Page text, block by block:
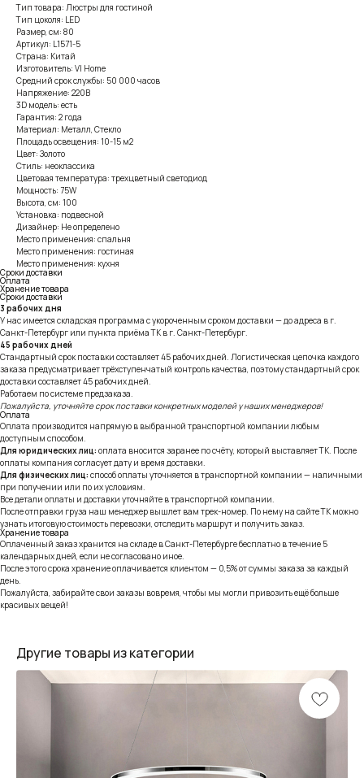
Тип товара: Люстры для гостиной
Тип цоколя: LED
Размер, см: 80
Артикул: L1571-5
Страна: Китай
Изготовитель: VI Home
Средний срок службы: 50 000 часов
Напряжение: 220В
3D модель: есть
Гарантия: 2 года
Материал: Металл, Стекло
Площадь освещения: 10-15 м2
Цвет: Золото
Стиль: неоклассика
Цветовая температура: трехцветный светодиод
Мощность: 75W
Высота, см: 100
Установка: подвесной
Дизайнер: Не определено
Место применения: спальня
Место применения: гостиная
Место применения: кухня
Сроки доставки
Оплата
Хранение товара
Сроки доставки
3 рабочих дня
У нас имеется складская программа с укороченным сроком доставки — до адреса в г.
Санкт-Петербург или пункта приёма ТК в г. Санкт-Петербург.
45 рабочих дней
Стандартный срок поставки составляет 45 рабочих дней. Логистическая цепочка каждого
заказа предусматривает трёхступенчатый контроль качества, поэтому стандартный срок
доставки составляет 45 рабочих дней.
Работаем по системе предзаказа.
Пожалуйста, уточняйте срок поставки конкретных моделей у наших менеджеров!
Оплата
Оплата производится напрямую в выбранной транспортной компании любым
доступным способом.
Для юридических лиц: оплата вносится заранее по счёту, который выставляет ТК. После
оплаты компания согласует дату и время доставки.
Для физических лиц: способ оплаты уточняется в транспортной компании — наличными
при получении или по их условиям.
Все детали оплаты и доставки уточняйте в транспортной компании.
После отправки груза наш менеджер вышлет вам трек-номер. По нему на сайте ТК можно
узнать итоговую стоимость перевозки, отследить маршрут и получить заказ.
Хранение товара
Оплаченный заказ хранится на складе в Санкт-Петербурге бесплатно в течение 5
календарных дней, если не согласовано иное.
После этого срока хранение оплачивается клиентом — 0,5% от суммы заказа за каждый
день.
Пожалуйста, забирайте свои заказы вовремя, чтобы мы могли привозить ещё больше
красивых вещей!
Другие товары из категории